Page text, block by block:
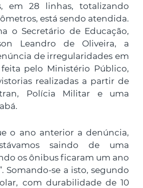
em 28 linhas, totalizando
está sendo atendida.
o Secretário de Educação,
Leandro de Oliveira, a
de irregularidades em
pelo Ministério Público,
realizadas a partir de
Polícia Militar e uma
o ano anterior a denúncia,
saindo de uma
os ônibus ficaram um ano
Somando-se a isto, segundo
com durabilidade de 10